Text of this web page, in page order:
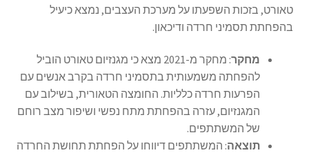
טאורט, בזכות השפעתו על מערכת העצבים, נמצא כיעיל
בהפחתת תסמיני חרדה ודיכאון.
מחקר
: מחקר מ-2021 מצא כי מגנזיום טאורט הוביל
להפחתה משמעותית בתסמיני חרדה בקרב אנשים עם
הפרעות חרדה כלליות. החומצה הטאורית, בשילוב עם
המגנזיום, עזרה בהפחתת מתח נפשי ושיפור מצב רוחם
של המשתתפים.
תוצאה: המשתתפים דיווחו על הפחתת תחושת החרדה